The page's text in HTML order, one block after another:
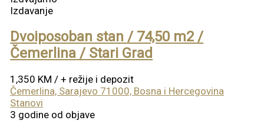
Izdavanje
Dvoiposoban stan / 74,50 m2 /
Čemerlina / Stari Grad
1,350 KM/ + režije i depozit
Čemerlina, Sarajevo 71000, Bosna i Hercegovina
Stanovi
3 godine od objave